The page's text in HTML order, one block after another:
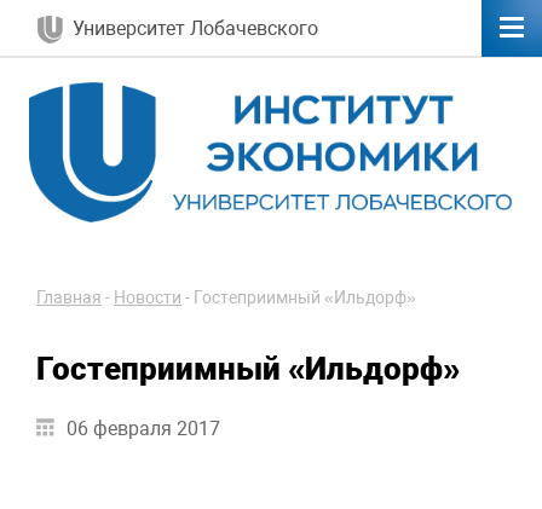
Университет Лобачевского
Главная - Новости - Гостеприимный «Ильдорф»
Гостеприимный «Ильдорф»
06 февраля 2017